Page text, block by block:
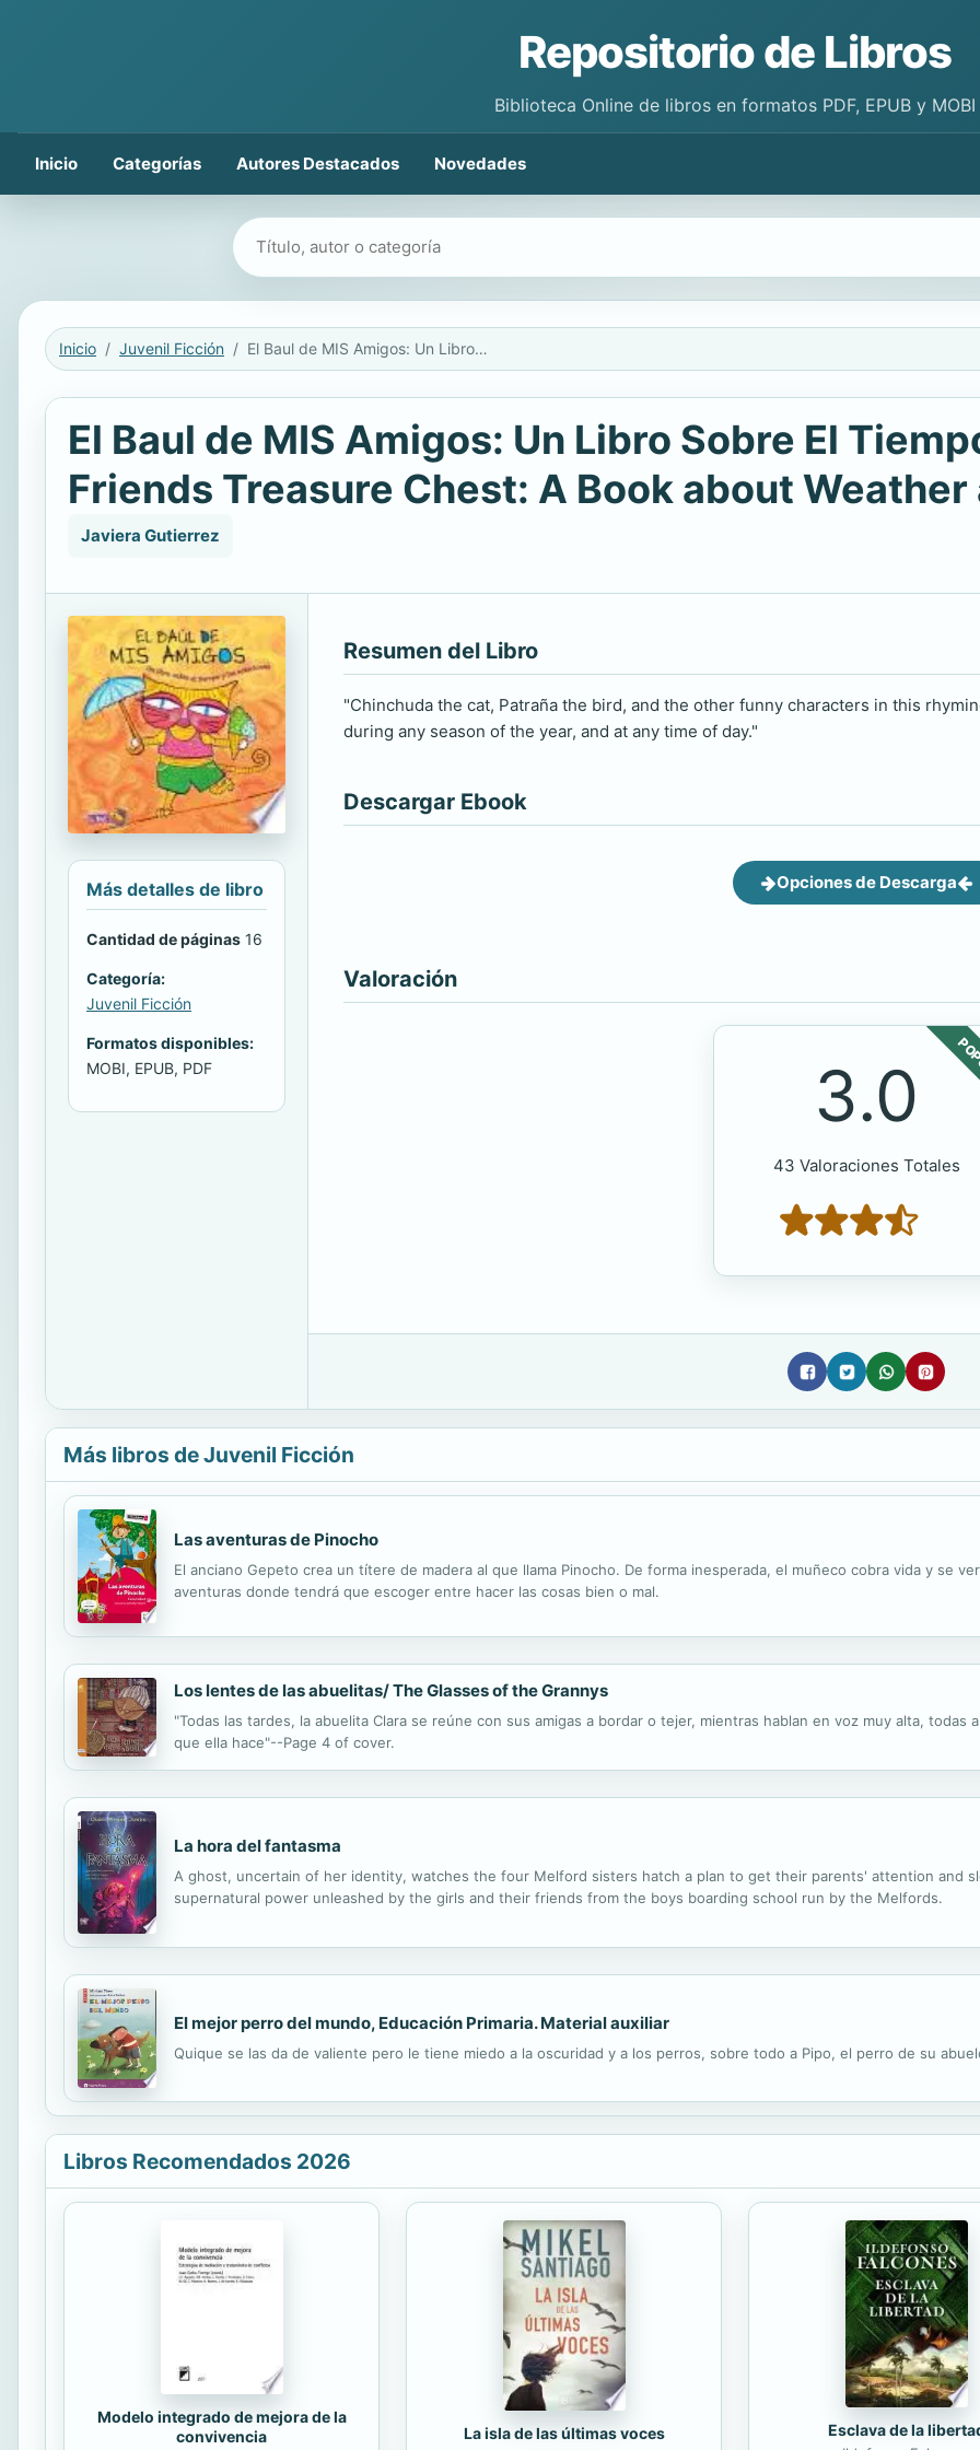
Repositorio de Libros
Biblioteca Online de libros en formatos PDF, EPUB y MOBI
Inicio Categorías Autores Destacados Novedades
Buscar libros
Inicio Juvenil Ficción El Baul de MIS Amigos: Un Libro Sobre El Tiempo y Las Estaciones: My Friends Treasure Chest: A Book about Weather and Seasons
El Baul de MIS Amigos: Un Libro Sobre El
Friends Treasure Chest: A Book about Weather
Javiera Gutierrez
Más detalles de libro
Cantidad de páginas 16
Categoría:
Juvenil Ficción
Formatos disponibles:
MOBI, EPUB, PDF
Resumen del Libro
"Chinchuda the cat, Patraña the bird, and the other funny characters in this
during any season of the year, and at any time of day."
Descargar Ebook
Opciones de Descarga
Valoración
3.0
43 Valoraciones Totales
Más libros de Juvenil Ficción
Las aventuras de Pinocho
El anciano Gepeto crea un títere de madera al que llama Pinocho. De forma inesperada, el muñeco cobra vida y se
aventuras donde tendrá que escoger entre hacer las cosas bien o mal.
Los lentes de las abuelitas/ The Glasses of the Grannys
"Todas las tardes, la abuelita Clara se reúne con sus amigas a bordar o tejer, mientras hablan en voz muy alta, todas
que ella hace"--Page 4 of cover.
La hora del fantasma
A ghost, uncertain of her identity, watches the four Melford sisters hatch a plan to get their parents' attention and
supernatural power unleashed by the girls and their friends from the boys boarding school run by the Melfords.
El mejor perro del mundo, Educación Primaria. Material auxiliar
Quique se las da de valiente pero le tiene miedo a la oscuridad y a los perros, sobre todo a Pipo, el perro de su
Libros Recomendados 2026
Modelo integrado de mejora de la
convivencia
La isla de las últimas voces Esclava de la